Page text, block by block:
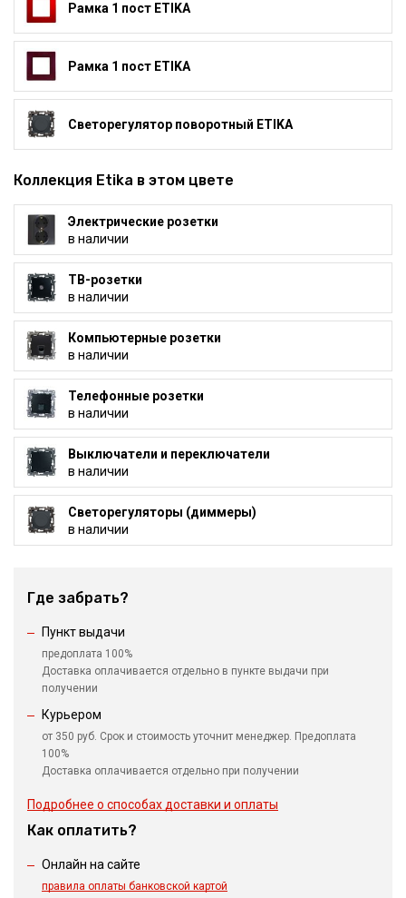
Рамка 1 пост ETIKA
Рамка 1 пост ETIKA
Светорегулятор поворотный ETIKA
Коллекция Etika в этом цвете
Электрические розетки
в наличии
ТВ-розетки
в наличии
Компьютерные розетки
в наличии
Телефонные розетки
в наличии
Выключатели и переключатели
в наличии
Светорегуляторы (диммеры)
в наличии
Где забрать?
Пункт выдачи
предоплата 100%
Доставка оплачивается отдельно в пункте выдачи при
получении
Курьером
от 350 руб. Срок и стоимость уточнит менеджер. Предоплата
100%
Доставка оплачивается отдельно при получении
Подробнее о способах доставки и оплаты
Как оплатить?
Онлайн на сайте
правила оплаты банковской картой